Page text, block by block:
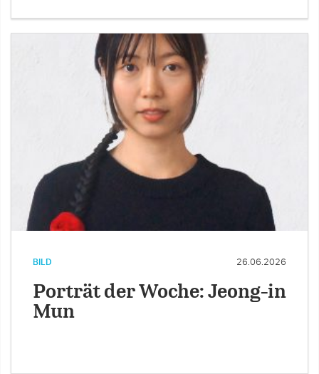
BILD 26.06.2026
Porträt der Woche: Jeong-in
Mun